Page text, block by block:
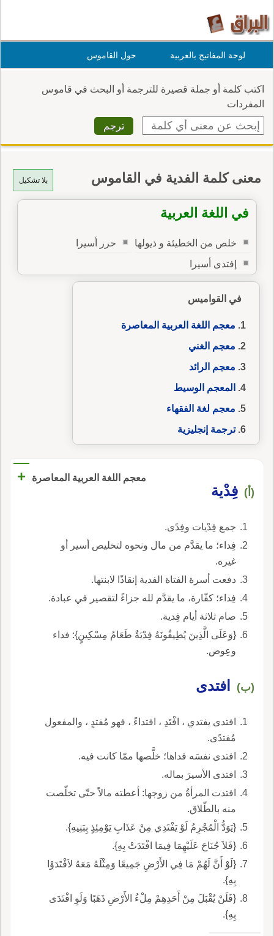
لوحة المفاتيح بالعربية حول القاموس
اكتب كلمة أو جملة قصيرة للترجمة أو البحث في قاموس
المفردات
بلا تشكيل معنى كلمة الفدية في القاموس
في اللغة العربية
خلص من الخطيئة و ذيولها
حرر أسيرا
إفتدى أسيرا
في القواميس
معجم اللغة العربية المعاصرة
معجم الغني
معجم الرائد
المعجم الوسيط
معجم لغة الفقهاء
ترجمة إنجليزية
معجم اللغة العربية المعاصرة +
(أ) فِدْية
جمع فِدْيات وفِدًى.
فِداء؛ ما يقدَّم من مال ونحوه لتخليص أسير أو
غيره.
دفعت أسرة الفتاة الفدية إنقاذًا لابنتها.
فِداء؛ كفّارة، ما يقدَّم لله جزاءً لتقصير في عبادة.
صام ثلاثة أيام فِدية.
{وَعَلَى الَّذِينَ يُطِيقُونَهُ فِدْيَةٌ طَعَامُ مِسْكِينٍ}: فداء
وعِوض.
(ب) افتدى
افتدى يفتدي ، افْتَدِ ، افتداءً ، فهو مُفتدٍ ، والمفعول
مُفتدًى.
افتدى نفسَه فداها؛ خلَّصها ممّا كانت فيه.
افتدى الأسيرَ بماله.
افتدت المرأةُ من زوجها: أعطته مالاً حتّى تخلّصت
منه بالطّلاق.
{يَوَدُّ الْمُجْرِمُ لَوْ يَفْتَدِي مِنْ عَذَابِ يَوْمِئِذٍ بِبَنِيهِ}.
{فَلاَ جُنَاحَ عَلَيْهِمَا فِيمَا افْتَدَتْ بِهِ}.
{لَوْ أَنَّ لَهُمْ مَا فِي الأَرْضِ جَمِيعًا وَمِثْلَهُ مَعَهُ لاَفْتَدَوْا
بِهِ}.
{فَلَنْ يُقْبَلَ مِنْ أَحَدِهِمْ مِلْءُ الأَرْضِ ذَهَبًا وَلَوِ افْتَدَى
بِهِ}.